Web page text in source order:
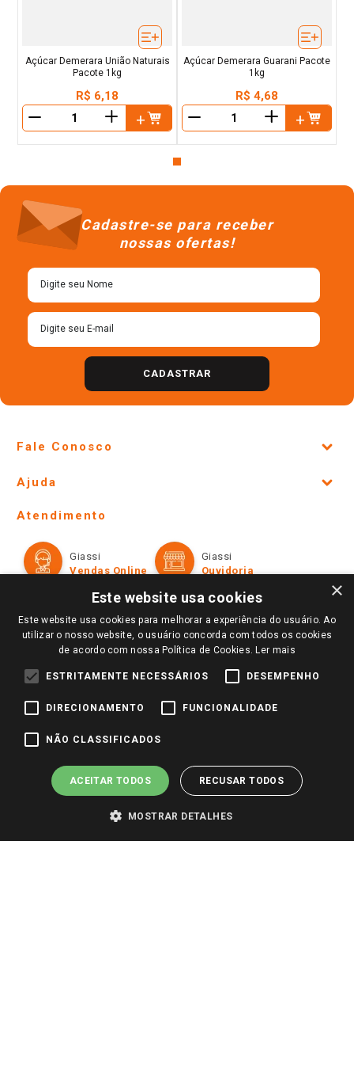
Açúcar Demerara União Naturais
Pacote 1kg
R$ 6,18
＋
Açúcar Demerara Guarani Pacote
1kg
R$ 4,68
＋
Cadastre-se para receber
nossas ofertas!
CADASTRAR
Fale Conosco
Lojas Físicas e Horários
Ofertas
Televendas
Perguntas frequentes
Trabalhe Conosco
Identidade Visual
Ajuda
Formas de Pagamento
Políticas de entrega
Trocas e Devoluções
Atendimento
Giassi
Vendas Online
Giassi
Ouvidoria
Redes Sociais
Pagamento e Segurança
×
Este website usa cookies
Este website usa cookies para melhorar a experiência do usuário. Ao
utilizar o nosso website, o usuário concorda com todos os cookies
de acordo com nossa Política de Cookies. Ler mais
ESTRITAMENTE NECESSÁRIOS DESEMPENHO
DIRECIONAMENTO FUNCIONALIDADE
NÃO CLASSIFICADOS
ACEITAR TODOS RECUSAR TODOS
MOSTRAR DETALHES